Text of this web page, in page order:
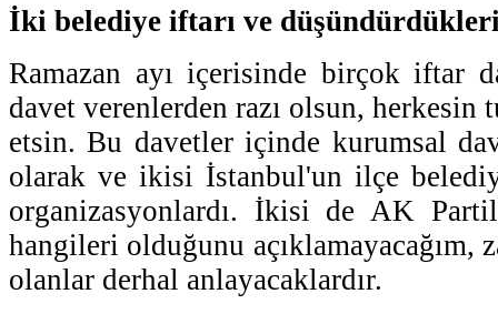
İki belediye iftarı ve
Ramazan ayı içerisinde birçok iftar
davet verenlerden razı olsun, herkesin
etsin. Bu davetler içinde kurumsal
olarak ve ikisi İstanbul'un ilçe
organizasyonlardı. İkisi de AK
hangileri olduğunu açıklamayacağım,
olanlar derhal anlayacaklardır.